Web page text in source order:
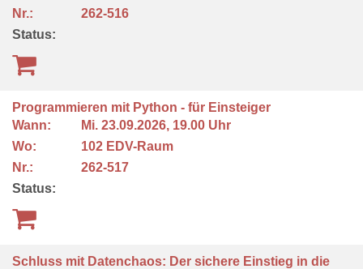
Nr.:
262-516
Status:
Programmieren mit Python - für Einsteiger
Wann:
Mi. 23.09.2026, 19.00 Uhr
Wo:
102 EDV-Raum
Nr.:
262-517
Status:
Schluss mit Datenchaos: Der sichere Einstieg in die